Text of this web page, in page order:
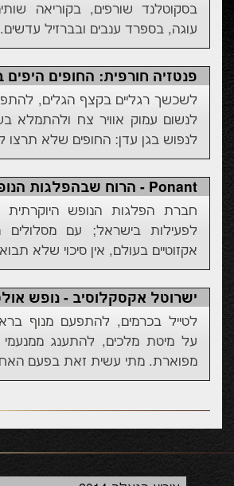
בסקוטלנד שורפים, בקוריאה
עוגה, בספרד ענבים ובברזיל
פנטזיה חורפית: החופים היפים
לשכשך רגליים בקצף הגלים,
לנשום עמוק אוויר צח ולהתמלא
לנפוש בגן עדן: החופים שלא תרצו
Ponant - הרוח שבהפלגות הנופש
לפעילות בישראל; עם מסלולים
אקזוטיים בעולם, אין סיכוי שלא
ישרוטל אקסקלוסיב - נופש
לטייל בכרמים, להתפעם מנוף
על מיטת מלכים, להתענג ממנעמי
מפוארת. מתי עשית זאת בפעם